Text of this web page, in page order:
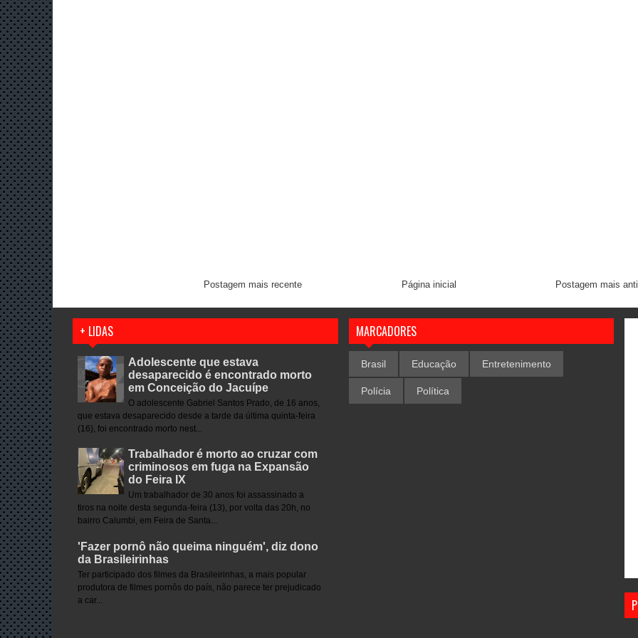
Postagem mais recente Postagem mais
Página inicial
+ LIDAS
Adolescente que estava
desaparecido é encontrado morto
em Conceição do Jacuípe
O adolescente Gabriel Santos Prado, de 16 anos,
que estava desaparecido desde a tarde da última quinta-feira
(16), foi encontrado morto nest...
Trabalhador é morto ao cruzar com
criminosos em fuga na Expansão
do Feira IX
Um trabalhador de 30 anos foi assassinado a
tiros na noite desta segunda-feira (13), por volta das 20h, no
bairro Calumbi, em Feira de Santa...
'Fazer pornô não queima ninguém', diz dono
da Brasileirinhas
Ter participado dos filmes da Brasileirinhas, a mais popular
produtora de filmes pornôs do país, não parece ter prejudicado
a car...
MARCADORES
Brasil Educação Entretenimento
Polícia Política